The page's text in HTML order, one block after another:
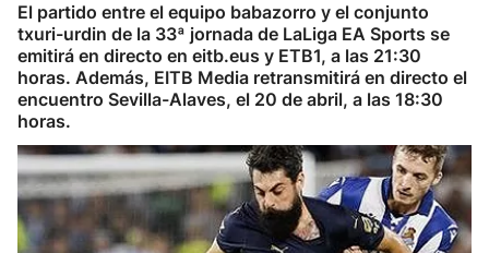
Baloncesto
Ciclismo
Herri-kirolak
Balonmano
El partido entre el equipo babazorro y el conjunto
txuri-urdin de la 33ª jornada de LaLiga EA Sports se
emitirá en directo en eitb.eus y ETB1, a las 21:30
horas. Además, EITB Media retransmitirá en directo el
encuentro Sevilla-Alaves, el 20 de abril, a las 18:30
horas.